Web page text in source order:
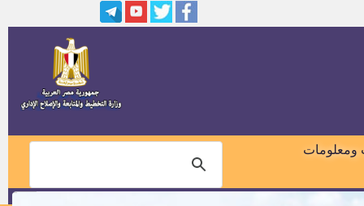
ومعلومات
بمسابقة هيئة قضايا الدولة
وظائف بشركه هاف فودز للصناعات
وظائف بمصنع أيميسا دينيم للملابس